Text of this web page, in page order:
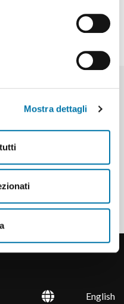
Mostra dettagli
RIGHT
best suits
English